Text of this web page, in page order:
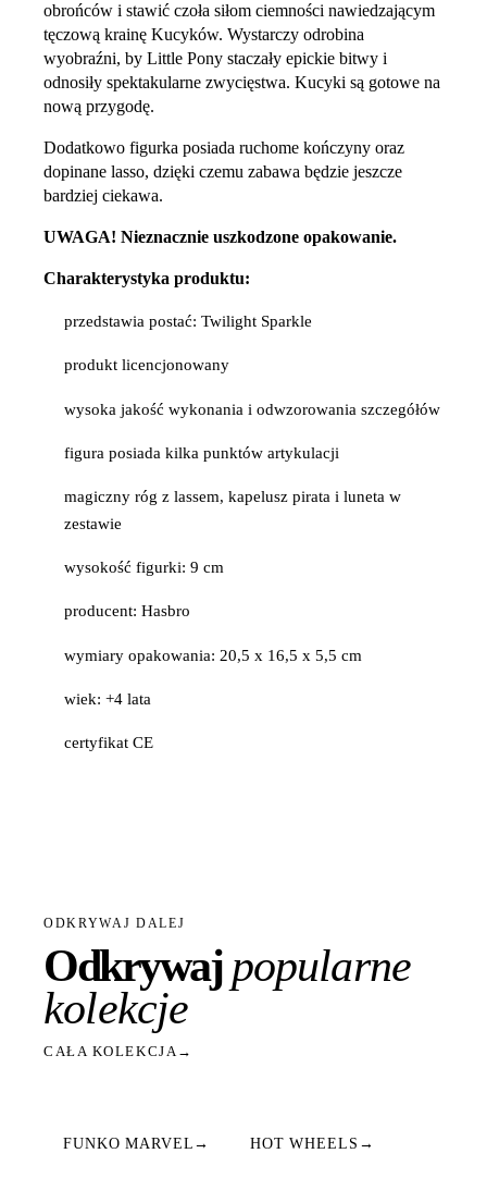
obrońców i stawić czoła siłom ciemności nawiedzającym
tęczową krainę Kucyków. Wystarczy odrobina
wyobraźni, by Little Pony staczały epickie bitwy i
odnosiły spektakularne zwycięstwa. Kucyki są gotowe na
nową przygodę.
Dodatkowo figurka posiada ruchome kończyny oraz
dopinane lasso, dzięki czemu zabawa będzie jeszcze
bardziej ciekawa.
UWAGA! Nieznacznie uszkodzone opakowanie.
Charakterystyka produktu:
przedstawia postać: Twilight Sparkle
produkt licencjonowany
wysoka jakość wykonania i odwzorowania szczegółów
figura posiada kilka punktów artykulacji
magiczny róg z lassem, kapelusz pirata i luneta w
zestawie
wysokość figurki: 9 cm
producent: Hasbro
wymiary opakowania: 20,5 x 16,5 x 5,5 cm
wiek: +4 lata
certyfikat CE
ODKRYWAJ DALEJ
Odkrywajpopularne
kolekcje
CAŁA KOLEKCJA →
FUNKO MARVEL → HOT WHEELS →